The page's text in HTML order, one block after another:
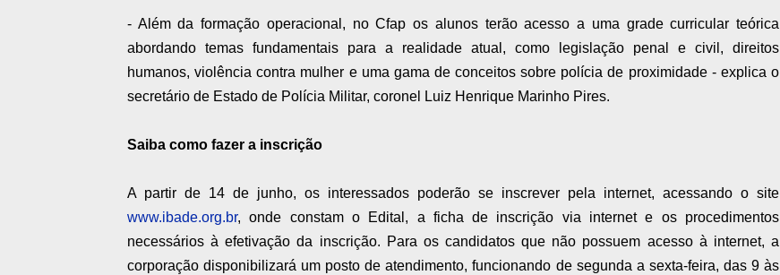
- Além da formação operacional, no Cfap os alunos terão acesso a uma grade curricular teórica
abordando temas fundamentais para a realidade atual, como legislação penal e civil, direitos
humanos, violência contra mulher e uma gama de conceitos sobre polícia de proximidade - explica o
secretário de Estado de Polícia Militar, coronel Luiz Henrique Marinho Pires.
Saiba como fazer a inscrição
A partir de 14 de junho, os interessados poderão se inscrever pela internet, acessando o site
www.ibade.org.br, onde constam o Edital, a ficha de inscrição via internet e os procedimentos
necessários à efetivação da inscrição. Para os candidatos que não possuem acesso à internet, a
corporação disponibilizará um posto de atendimento, funcionando de segunda a sexta-feira, das 9 às